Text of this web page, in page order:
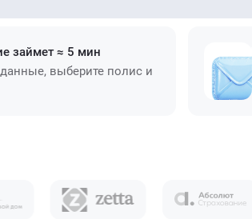
займет ≈ 5 мин
выберите полис и